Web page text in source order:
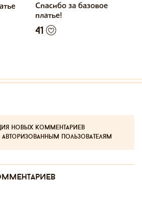
Спасибо за базовое
платье!
41
новых комментариев
авторизованным пользователям